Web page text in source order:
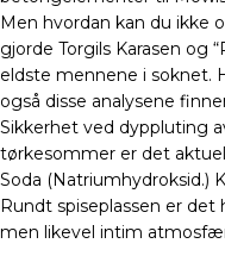
Men hvordan kan du ikke
gjorde Torgils Karasen og
eldste mennene i soknet.
også disse analysene
Sikkerhet ved dyppluting
tørkesommer er det
Soda (Natriumhydroksid.)
Rundt spiseplassen er
men likevel intim